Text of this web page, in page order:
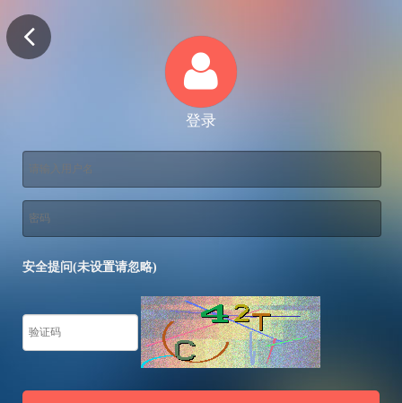
登录
安全提问(未设置请忽略)